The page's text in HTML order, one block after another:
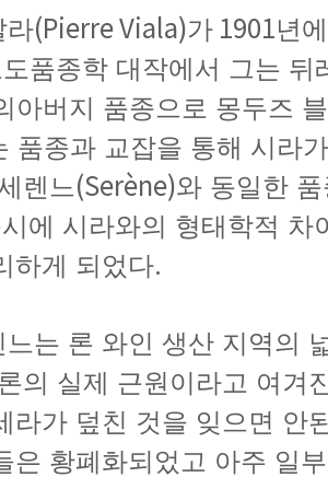
라(Pierre Viala)가 1901년
도품종학 대작에서 그는 뒤
아버지 품종으로 몽두즈
품종과 교잡을 통해 시라가
렌느(Serène)와 동일한
에 시라와의 형태학적 차
하게 되었다.
느는 론 와인 생산 지역의
의 실제 근원이라고 여겨
라가 덮친 것을 잊으면 안
은 황폐화되었고 아주 일